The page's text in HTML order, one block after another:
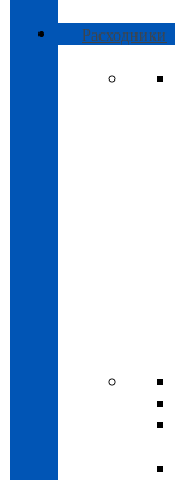
Расходники